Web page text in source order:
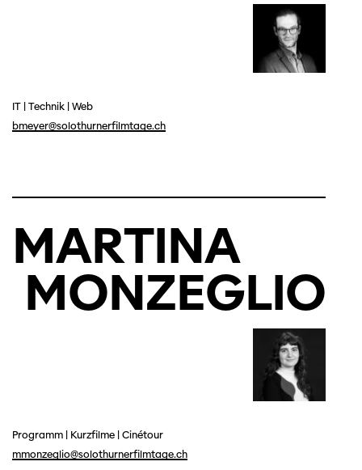
IT Technik Web
bmeyer@solothurnerfilmtage.ch
MARTINA
MONZEGLIO
Programm Kurzfilme Cinétour
mmonzeglio@solothurnerfilmtage.ch